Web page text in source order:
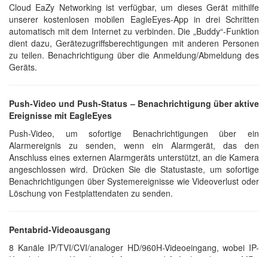
Cloud EaZy Networking ist verfügbar, um dieses Gerät mithilfe
unserer kostenlosen mobilen EagleEyes-App in drei Schritten
automatisch mit dem Internet zu verbinden. Die „Buddy“-Funktion
dient dazu, Gerätezugriffsberechtigungen mit anderen Personen
zu teilen. Benachrichtigung über die Anmeldung/Abmeldung des
Geräts.
Push-Video und Push-Status – Benachrichtigung über aktive
Ereignisse mit EagleEyes
Push-Video, um sofortige Benachrichtigungen über ein
Alarmereignis zu senden, wenn ein Alarmgerät, das den
Anschluss eines externen Alarmgeräts unterstützt, an die Kamera
angeschlossen wird. Drücken Sie die Statustaste, um sofortige
Benachrichtigungen über Systemereignisse wie Videoverlust oder
Löschung von Festplattendaten zu senden.
Pentabrid-Videoausgang
8 Kanäle IP/TVI/CVI/analoger HD/960H-Videoeingang, wobei IP-